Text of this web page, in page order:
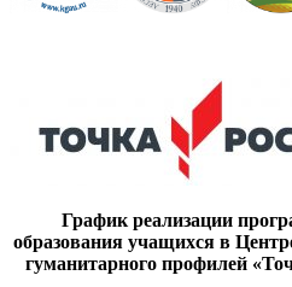
График реализации
образования учащихся в
гуманитарного профилей